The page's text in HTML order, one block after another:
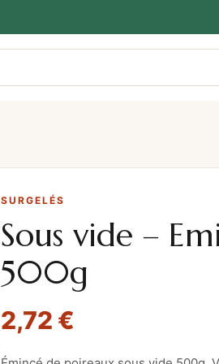
SURGELÉS
Sous vide –
500g
2,72 €